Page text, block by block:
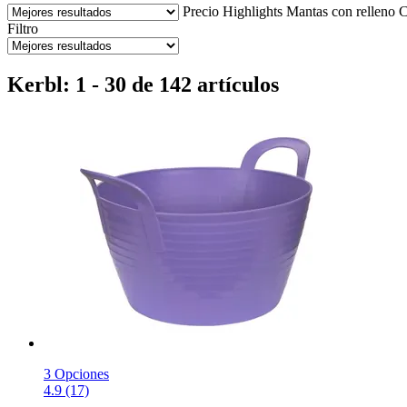
Precio Highlights Mantas con relleno
Filtro
Kerbl: 1 - 30 de 142 artículos
3 Opciones
4.9 (17)